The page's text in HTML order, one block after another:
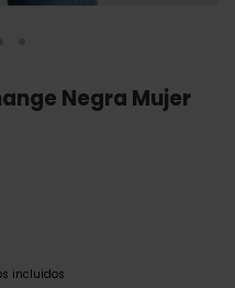
Negra Mujer
incluidos